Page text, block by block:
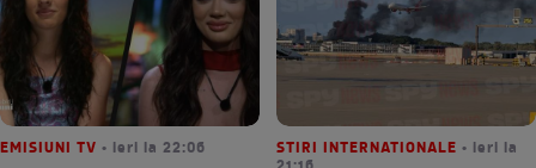
EMISIUNI TV • ieri la 22:06 STIRI INTERNATIONALE • ieri la